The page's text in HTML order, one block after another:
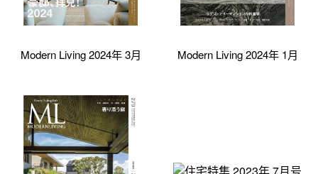
Modern Living 2024年 3月 Modern Living 2024年 1月